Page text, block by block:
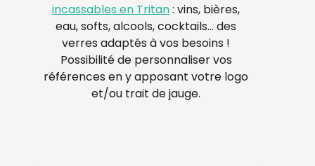
incassables en Tritan : vins, bières,
eau, softs, alcools, cocktails… des
verres adaptés à vos besoins !
Possibilité de personnaliser vos
références en y apposant votre logo
et/ou trait de jauge.